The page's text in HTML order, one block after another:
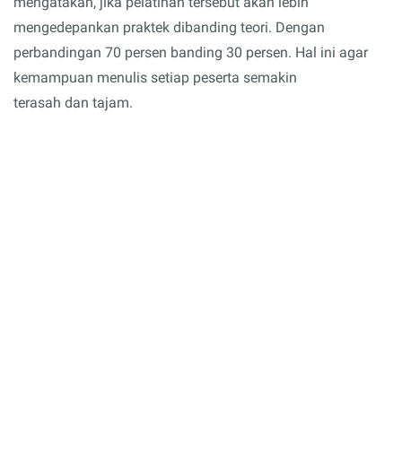
mengedepankan praktek dibanding teori. Dengan
perbandingan 70 persen banding 30 persen. Hal ini agar
kemampuan menulis setiap peserta semakin
terasah dan tajam.